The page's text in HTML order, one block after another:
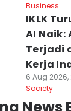
Business
IKLK
AI Naik:
Terjadi
Kerja
6 Aug 2026,
Society